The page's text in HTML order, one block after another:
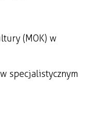
(MOK) w
specjalistycznym